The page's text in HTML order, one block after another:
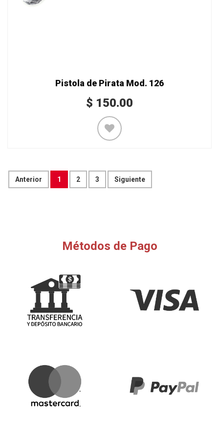
Pistola de Pirata Mod. 126
$ 150.00
Anterior 1 2 3 Siguiente
Métodos de Pago